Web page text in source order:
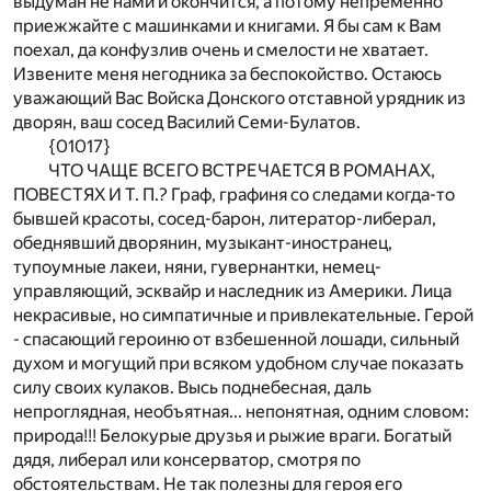
приежжайте с машинками и книгами. Я бы сам к Вам
поехал, да конфузлив очень и смелости не хватает.
Извените меня негодника за беспокойство. Остаюсь
уважающий Вас Войска Донского отставной урядник из
дворян, ваш сосед Василий Семи-Булатов.
{01017}
ЧТО ЧАЩЕ ВСЕГО ВСТРЕЧАЕТСЯ В РОМАНАХ,
ПОВЕСТЯХ И Т. П.? Граф, графиня со следами когда-то
бывшей красоты, сосед-барон, литератор-либерал,
обеднявший дворянин, музыкант-иностранец,
тупоумные лакеи, няни, гувернантки, немец-
управляющий, эсквайр и наследник из Америки. Лица
некрасивые, но симпатичные и привлекательные. Герой
- спасающий героиню от взбешенной лошади, сильный
духом и могущий при всяком удобном случае показать
силу своих кулаков. Высь поднебесная, даль
непроглядная, необъятная... непонятная, одним словом:
природа!!! Белокурые друзья и рыжие враги. Богатый
дядя, либерал или консерватор, смотря по
обстоятельствам. Не так полезны для героя его